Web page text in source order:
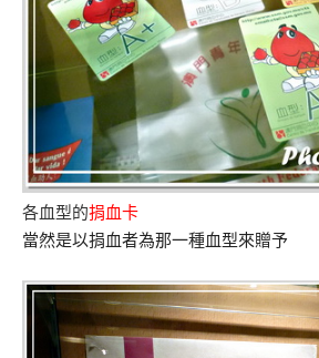
各血型的捐血卡
當然是以捐血者為那一種血型來贈予